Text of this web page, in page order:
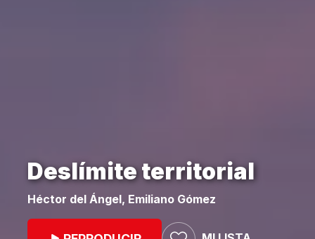
Deslímite territorial
Héctor del Ángel, Emiliano Gómez